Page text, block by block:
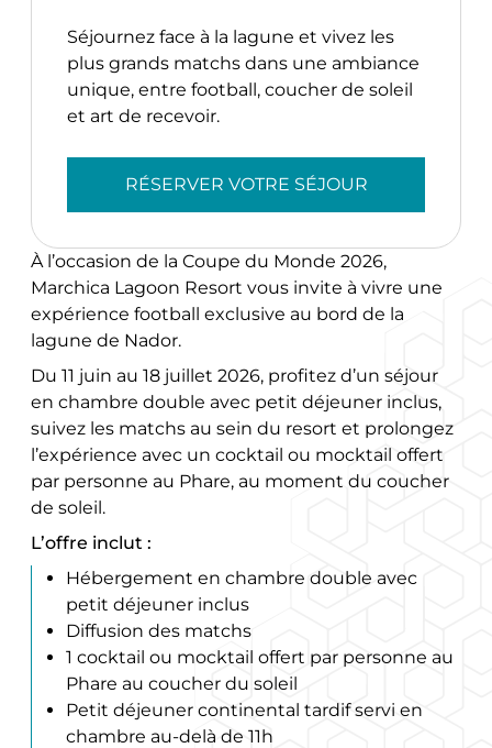
Séjournez face à la lagune et vivez les
plus grands matchs dans une ambiance
unique, entre football, coucher de soleil
et art de recevoir.
RÉSERVER VOTRE SÉJOUR
À l’occasion de la Coupe du Monde 2026,
Marchica Lagoon Resort vous invite à vivre une
expérience football exclusive au bord de la
lagune de Nador.
Du 11 juin au 18 juillet 2026, profitez d’un séjour
en chambre double avec petit déjeuner inclus,
suivez les matchs au sein du resort et prolongez
l’expérience avec un cocktail ou mocktail offert
par personne au Phare, au moment du coucher
de soleil.
L’offre inclut :
Hébergement en chambre double avec
petit déjeuner inclus
Diffusion des matchs
1 cocktail ou mocktail offert par personne au
Phare au coucher du soleil
Petit déjeuner continental tardif servi en
chambre au-delà de 11h